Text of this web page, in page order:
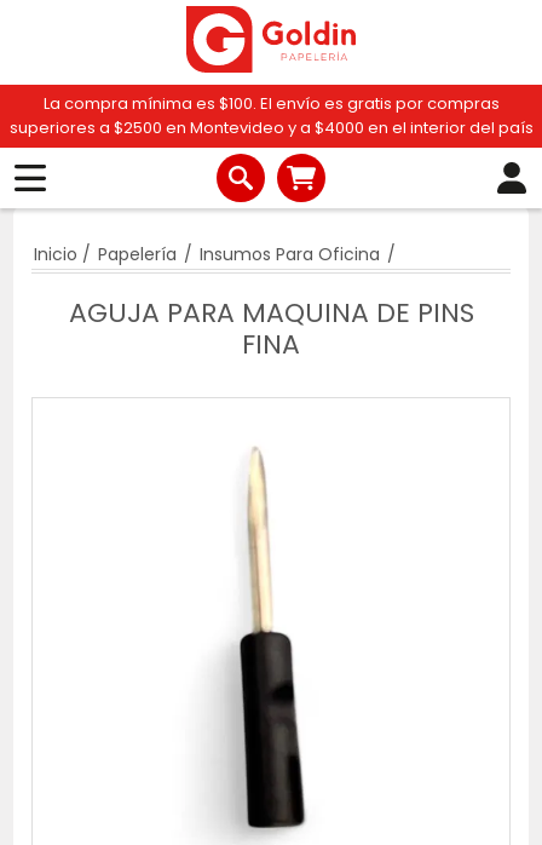
La compra mínima es $100. El envío es gratis por compras
superiores a $2500 en Montevideo y a $4000 en el interior del país
Inicio / Papelería / Insumos Para Oficina /
AGUJA PARA MAQUINA DE PINS
FINA